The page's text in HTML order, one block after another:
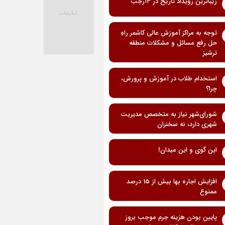
توجه به مراکز آموزش عالی کاشمر راهِ
حل رفع مسائل و مشکلات منطقه
ترشیز
استخدام طلاب در آموزش و پرورش،
چرا؟
شورای‌شهر نیاز به متخصص مدیریت
شهری دارد، نه سخنران
این گوی و این میدان!
افزایش اجاره بها بیش از 15 درصد
ممنوع
پایین بودن هزینه جرم موجب بروز